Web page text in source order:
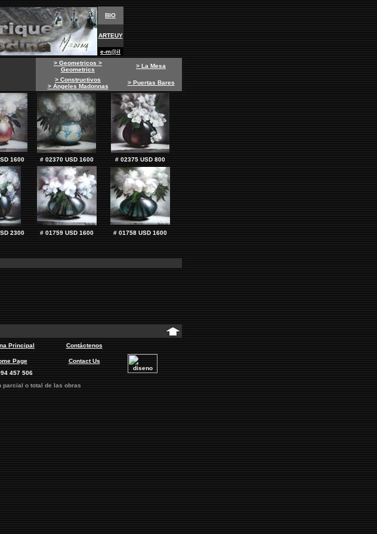
BIO
ARTEUY
e-m@il
> Geometricos >
Geometrics
> La Mesa
> Constructivos
> Angeles Madonnas
> Puertas Bares
1600 # 02370USD 1600 # 02375 USD 800
2300 # 01759USD1600 # 01758USD 1600
Principal Contáctenos
Page
Contact Us
457 506
parcial o total de las obras